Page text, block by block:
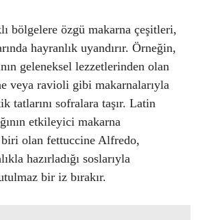
bölgelere özgü makarna çeşitleri,
hayranlık uyandırır. Örneğin,
geleneksel lezzetlerinden olan
veya ravioli gibi makarnalarıyla
tatlarını sofralara taşır. Latin
etkileyici makarna
olan fettuccine Alfredo,
hazırladığı soslarıyla
bir iz bırakır.